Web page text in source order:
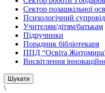
Сектор позашкільної
Психологічний
Учителям/дітям/батькам
Підручники
Порадник бібліотекаря
ППД “Освіта
Висвітлення
\